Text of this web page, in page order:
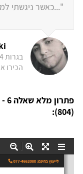
"...כאשר ניגשתי
בגרות 4 יחידות, 2 השאלונים,
הכירו
(804):